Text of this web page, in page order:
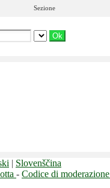
Sezione
| Slovenščina
- Codice di moderazione